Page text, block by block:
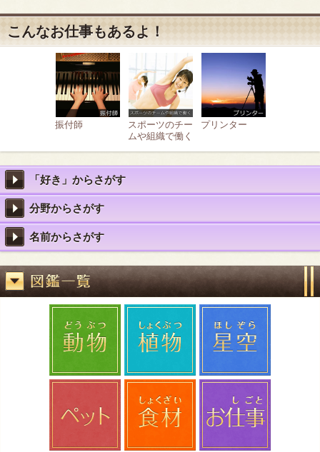
こんなお仕事もあるよ！
振付師
スポーツのチー
ムや組織で働く
プリンター
「好き」からさがす
分野からさがす
名前からさがす